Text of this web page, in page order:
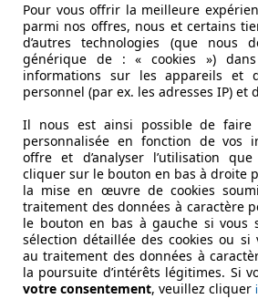
04 88 KW (120 PS) 4.5 l/100km
10 88 KW (120 PS) 4.4 l/100km
10
10 88 KW (120 PS) 4.4 l/100km
10 88 KW (120 PS) 4.5 l/100km
techniques
Pour vous offrir la meilleure
parmi nos offres, nous et certains
d’autres technologies (que nous
générique de : « cookies »)
informations sur les appareils et
personnel (par ex. les adresses IP) et
Il nous est ainsi possible de faire
personnalisée en fonction de vos
offre et d’analyser l’utilisation
cliquer sur le bouton en bas à droite
la mise en œuvre de cookies
traitement des données à caractère
le bouton en bas à gauche si vous
sélection détaillée des cookies ou si
au traitement des données à
la poursuite d’intérêts légitimes. Si
votre consentement, veuillez cliquer